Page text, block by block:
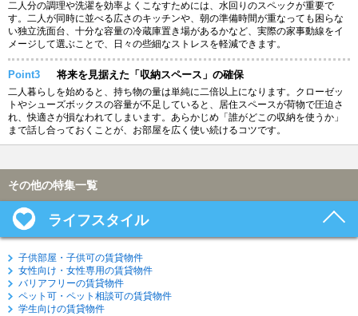
二人分の調理や洗濯を効率よくこなすためには、水回りのスペックが重要で
す。二人が同時に並べる広さのキッチンや、朝の準備時間が重なっても困らな
い独立洗面台、十分な容量の冷蔵庫置き場があるかなど、実際の家事動線をイ
メージして選ぶことで、日々の些細なストレスを軽減できます。
Point3 将来を見据えた「収納スペース」の確保
二人暮らしを始めると、持ち物の量は単純に二倍以上になります。クローゼッ
トやシューズボックスの容量が不足していると、居住スペースが荷物で圧迫さ
れ、快適さが損なわれてしまいます。あらかじめ「誰がどこの収納を使うか」
まで話し合っておくことが、お部屋を広く使い続けるコツです。
その他の特集一覧
ライフスタイル
子供部屋・子供可の賃貸物件
女性向け・女性専用の賃貸物件
バリアフリーの賃貸物件
ペット可・ペット相談可の賃貸物件
学生向けの賃貸物件